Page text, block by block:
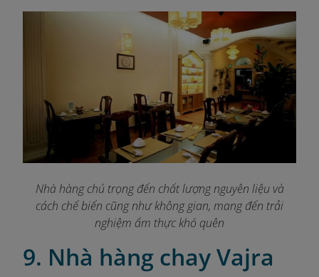
Nhà hàng chú trọng đến chất lượng nguyên liệu và
cách chế biến cũng như không gian, mang đến trải
nghiệm ẩm thực khó quên
9. Nhà hàng chay Vajra